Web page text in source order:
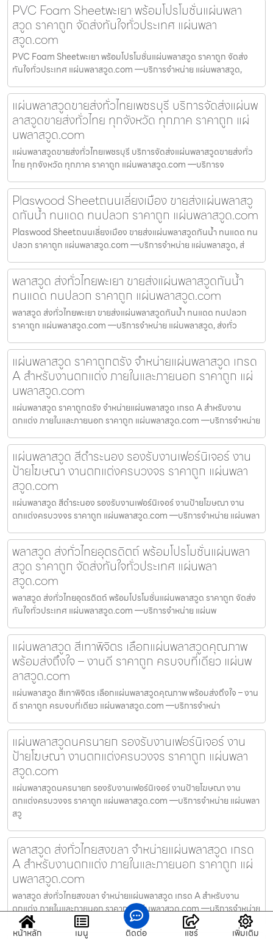
PVC Foam Sheetพะเยา พร้อมโปรโมชั่นแผ่นพลา
สวูด ราคาถูก จัดส่งทันใจทั่วประเทศ แผ่นพลา
สวูด.com
PVC Foam Sheetพะเยา พร้อมโปรโมชั่นแผ่นพลาสวูด ราคาถูก จัดส่ง
ทันใจทั่วประเทศ แผ่นพลาสวูด.com —บริการจำหน่าย แผ่นพลาสวูด,
แผ่นพลาสวูดขายส่งทั่วไทยเพชรบุรี บริการจัดส่งแผ่นพ
ลาสวูดขายส่งทั่วไทย ทุกจังหวัด ทุกภาค ราคาถูก แผ่
นพลาสวูด.com
แผ่นพลาสวูดขายส่งทั่วไทยเพชรบุรี บริการจัดส่งแผ่นพลาสวูดขายส่งทั่ว
ไทย ทุกจังหวัด ทุกภาค ราคาถูก แผ่นพลาสวูด.com —บริการจ
Plaswood Sheetถนนเลี่ยงเมือง ขายส่งแผ่นพลาสวู
ดกันน้ำ ทนแดด ทนปลวก ราคาถูก แผ่นพลาสวูด.com
Plaswood Sheetถนนเลี่ยงเมือง ขายส่งแผ่นพลาสวูดกันน้ำ ทนแดด ทน
ปลวก ราคาถูก แผ่นพลาสวูด.com —บริการจำหน่าย แผ่นพลาสวูด, ส่
พลาสวูด ส่งทั่วไทยพะเยา ขายส่งแผ่นพลาสวูดกันน้ำ
ทนแดด ทนปลวก ราคาถูก แผ่นพลาสวูด.com
พลาสวูด ส่งทั่วไทยพะเยา ขายส่งแผ่นพลาสวูดกันน้ำ ทนแดด ทนปลวก
ราคาถูก แผ่นพลาสวูด.com —บริการจำหน่าย แผ่นพลาสวูด, ส่งทั่ว
แผ่นพลาสวูด ราคาถูกตรัง จำหน่ายแผ่นพลาสวูด เกรด
A สำหรับงานตกแต่ง ภายในและภายนอก ราคาถูก แผ่
นพลาสวูด.com
แผ่นพลาสวูด ราคาถูกตรัง จำหน่ายแผ่นพลาสวูด เกรด A สำหรับงาน
ตกแต่ง ภายในและภายนอก ราคาถูก แผ่นพลาสวูด.com —บริการจำหน่าย
แผ่นพลาสวูด สีดำระนอง รองรับงานเฟอร์นิเจอร์ งาน
ป้ายโฆษณา งานตกแต่งครบวงจร ราคาถูก แผ่นพลา
สวูด.com
แผ่นพลาสวูด สีดำระนอง รองรับงานเฟอร์นิเจอร์ งานป้ายโฆษณา งาน
ตกแต่งครบวงจร ราคาถูก แผ่นพลาสวูด.com —บริการจำหน่าย แผ่นพลา
พลาสวูด ส่งทั่วไทยอุตรดิตถ์ พร้อมโปรโมชั่นแผ่นพลา
สวูด ราคาถูก จัดส่งทันใจทั่วประเทศ แผ่นพลา
สวูด.com
พลาสวูด ส่งทั่วไทยอุตรดิตถ์ พร้อมโปรโมชั่นแผ่นพลาสวูด ราคาถูก จัดส่ง
ทันใจทั่วประเทศ แผ่นพลาสวูด.com —บริการจำหน่าย แผ่นพ
แผ่นพลาสวูด สีเทาพิจิตร เลือกแผ่นพลาสวูดคุณภาพ
พร้อมส่งถึงใจ – งานดี ราคาถูก ครบจบที่เดียว แผ่นพ
ลาสวูด.com
แผ่นพลาสวูด สีเทาพิจิตร เลือกแผ่นพลาสวูดคุณภาพ พร้อมส่งถึงใจ – งาน
ดี ราคาถูก ครบจบที่เดียว แผ่นพลาสวูด.com —บริการจำหน่า
แผ่นพลาสวูดนครนายก รองรับงานเฟอร์นิเจอร์ งาน
ป้ายโฆษณา งานตกแต่งครบวงจร ราคาถูก แผ่นพลา
สวูด.com
แผ่นพลาสวูดนครนายก รองรับงานเฟอร์นิเจอร์ งานป้ายโฆษณา งาน
ตกแต่งครบวงจร ราคาถูก แผ่นพลาสวูด.com —บริการจำหน่าย แผ่นพลา
สวู
พลาสวูด ส่งทั่วไทยสงขลา จำหน่ายแผ่นพลาสวูด เกรด
A สำหรับงานตกแต่ง ภายในและภายนอก ราคาถูก แผ่
นพลาสวูด.com
พลาสวูด ส่งทั่วไทยสงขลา จำหน่ายแผ่นพลาสวูด เกรด A สำหรับงาน
ตกแต่ง ภายในและภายนอก ราคาถูก แผ่นพลาสวูด.com —บริการจำหน่าย
หน้าหลัก เมนู ติดต่อ แชร์ เพิ่มเติม